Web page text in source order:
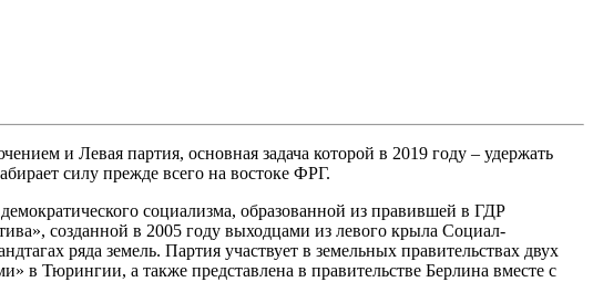
и Левая партия, основная задача которой в 2019 году – удержать
силу прежде всего на востоке ФРГ.
социализма, образованной из правившей в ГДР
созданной в 2005 году выходцами из левого крыла Социал-
ряда земель. Партия участвует в земельных правительствах двух
в Тюрингии, а также представлена в правительстве Берлина вместе с